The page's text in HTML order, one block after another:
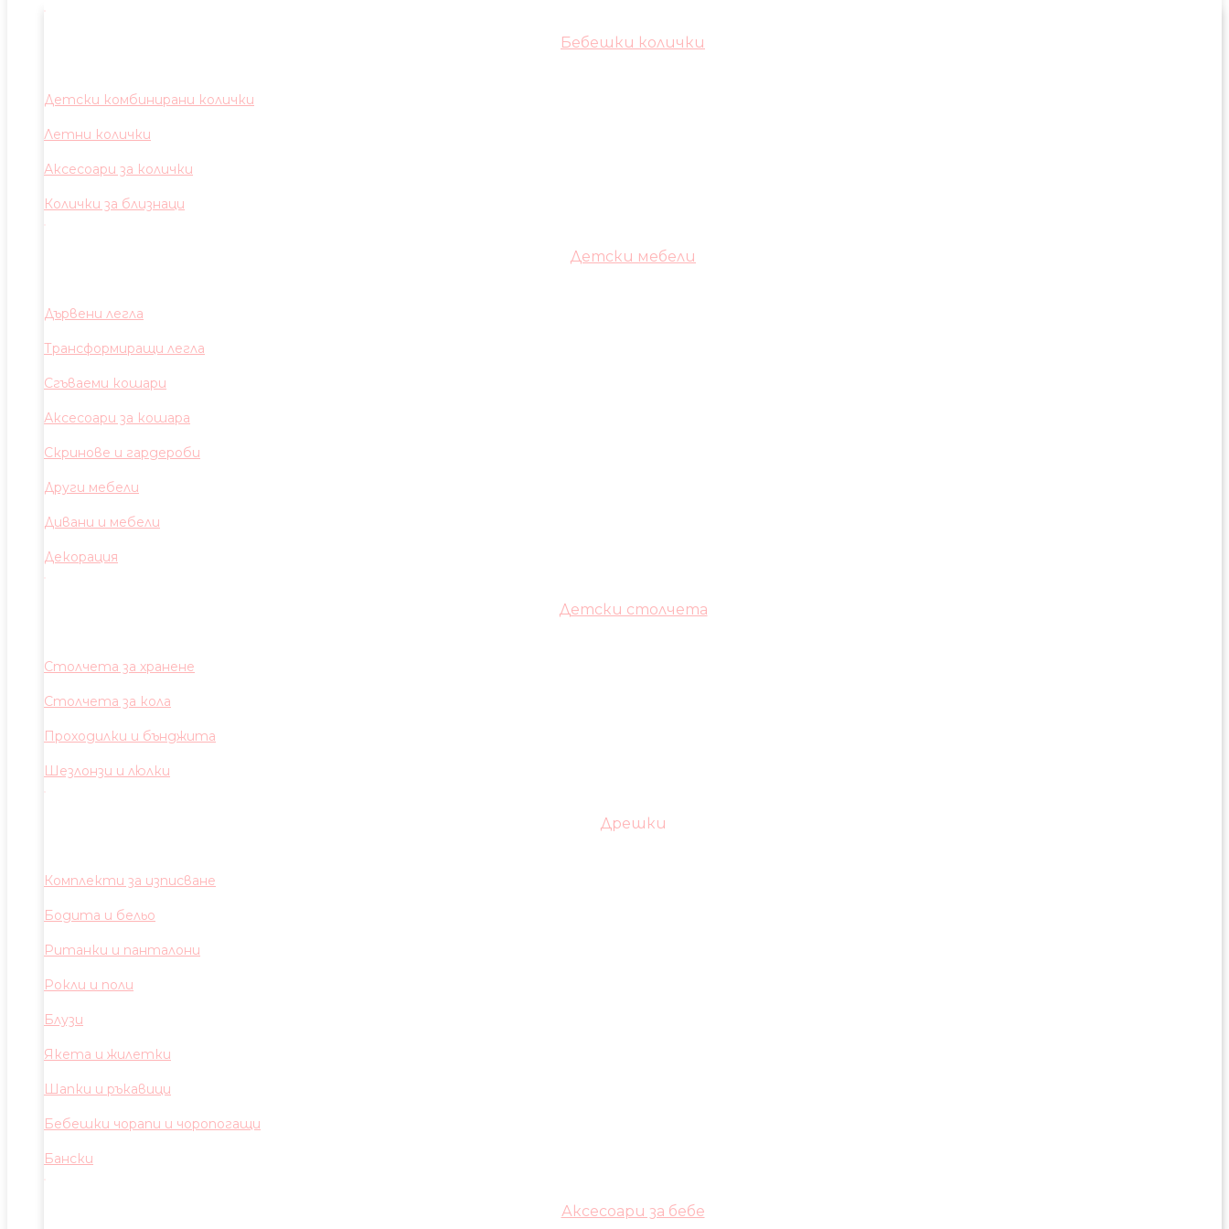
Бебешки колички
Детски комбинирани колички
Летни колички
Аксесоари за колички
Колички за близнаци
Детски мебели
Дървени легла
Трансформиращи легла
Сгъваеми кошари
Аксесоари за кошара
Скринове и гардероби
Други мебели
Дивани и мебели
Декорация
Детски столчета
Столчета за хранене
Столчета за кола
Проходилки и бънджита
Шезлонзи и люлки
Дрешки
Комплекти за изписване
Бодита и бельо
Ританки и панталони
Рокли и поли
Блузи
Якета и жилетки
Шапки и ръкавици
Бебешки чорапи и чоропогащи
Бански
Аксесоари за бебе